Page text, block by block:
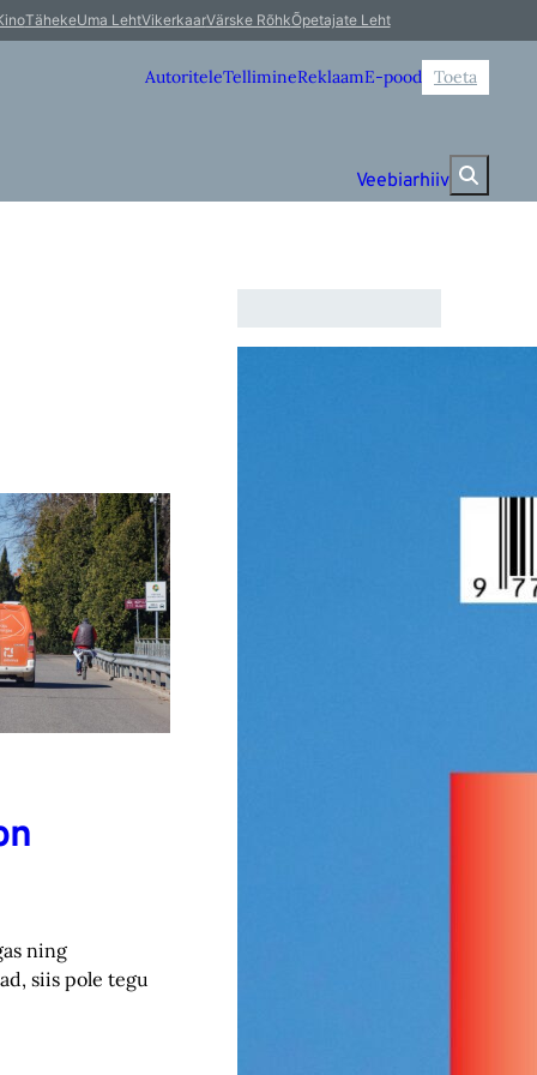
TähekeUma LehtVikerkaarVärske RõhkÕpetajate Leht
AutoriteleTellimineReklaamE-pood Toeta
Veebiarhiiv
ning
siis pole tegu